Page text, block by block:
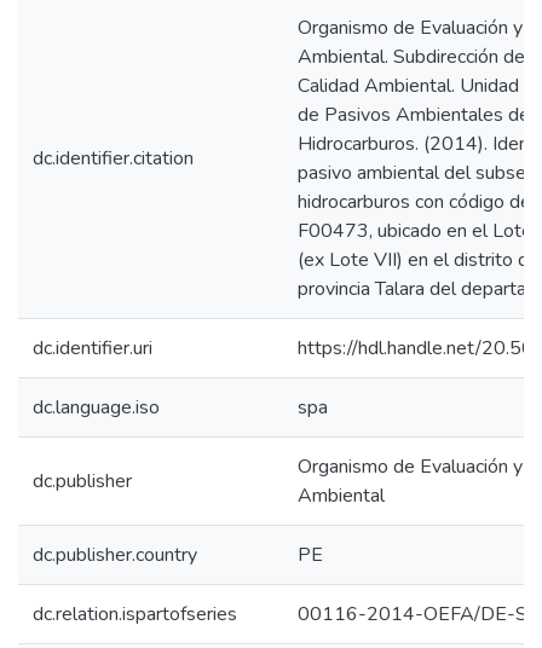
dc.identifier.citation
Organismo de Evaluación y
Ambiental. Subdirección de
Calidad Ambiental. Unidad
de Pasivos Ambientales del
Hidrocarburos. (2014).
pasivo ambiental del
hidrocarburos con código de
F00473, ubicado en el Lote
(ex Lote VII) en el distrito
provincia Talara del
dc.identifier.uri https://hdl.handle.net/
dc.language.iso spa
dc.publisher
Organismo de Evaluación y
Ambiental
dc.publisher.country PE
dc.relation.ispartofseries 00116-2014-OEFA/DE-